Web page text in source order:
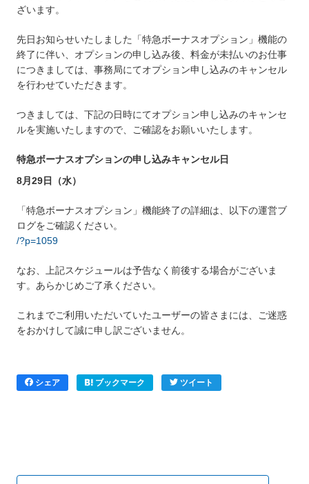
ざいます。
先日お知らせいたしました「特急ボーナスオプション」機能の
終了に伴い、オプションの申し込み後、料金が未払いのお仕事
につきましては、事務局にてオプション申し込みのキャンセル
を行わせていただきます。
つきましては、下記の日時にてオプション申し込みのキャンセ
ルを実施いたしますので、ご確認をお願いいたします。
特急ボーナスオプションの申し込みキャンセル日
8月29日（水）
「特急ボーナスオプション」機能終了の詳細は、以下の運営ブ
ログをご確認ください。
/?p=1059
なお、上記スケジュールは予告なく前後する場合がございま
す。あらかじめご了承ください。
これまでご利用いただいていたユーザーの皆さまには、ご迷惑
をおかけして誠に申し訳ございません。
シェア ブックマーク ツイート